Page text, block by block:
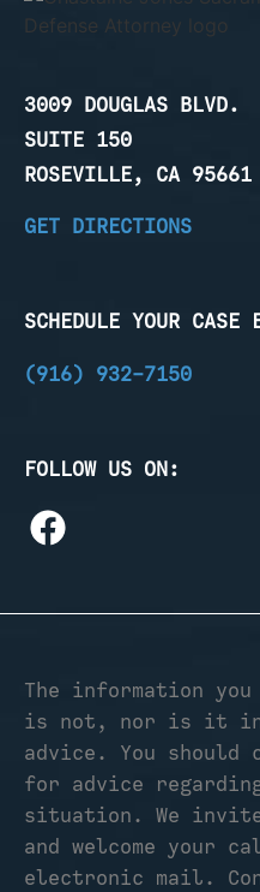
3009 DOUGLAS BLVD.
SUITE 150
ROSEVILLE, CA 95661
GET DIRECTIONS
SCHEDULE YOUR CASE
(916) 932-7150
FOLLOW US ON:
The information
is not, nor is it
advice. You should
for advice
situation. We
and welcome your
electronic mail.